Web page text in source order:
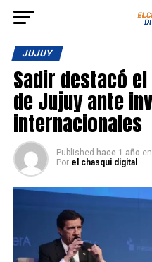
JUJUY
Sadir destacó
de Jujuy ante
internacionales
Published hace 1 año en
Por el chasqui digital